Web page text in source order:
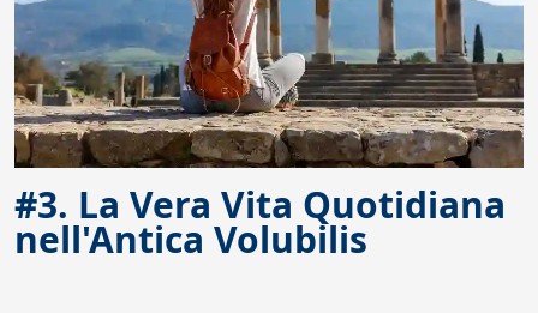
#3. La Vera Vita Quotidiana
nell'Antica Volubilis